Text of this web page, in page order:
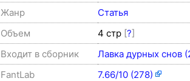
Жанр
Статья
Объем
4 стр [?]
Входит в сборник
Лавка дурных снов
FantLab
7.66/10 (278)